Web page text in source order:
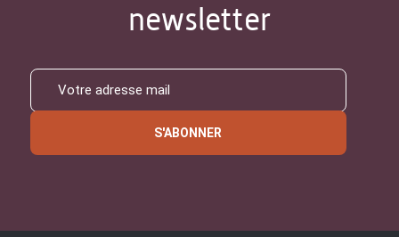
newsletter
S'ABONNER